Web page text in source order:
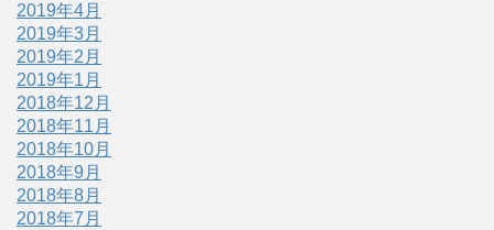
2019年4月
2019年3月
2019年2月
2019年1月
2018年12月
2018年11月
2018年10月
2018年9月
2018年8月
2018年7月